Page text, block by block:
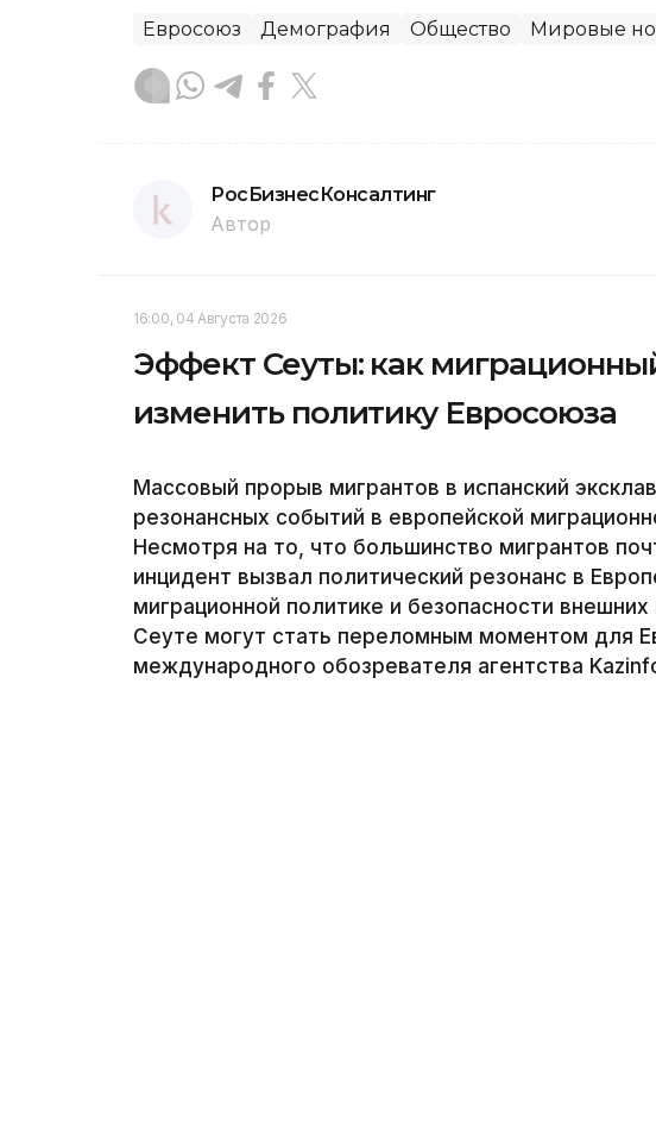
Евросоюз Демография Общество Мировые
РосБизнесКонсалтинг
Автор
16:00, 04 Августа 2026
Эффект Сеуты: как
изменить политику Евросоюза
Массовый прорыв мигрантов в испанский
резонансных событий в европейской
Несмотря на то, что большинство мигрантов
инцидент вызвал политический резонанс в
миграционной политике и безопасности
Сеуте могут стать переломным моментом для
международного обозревателя агентства